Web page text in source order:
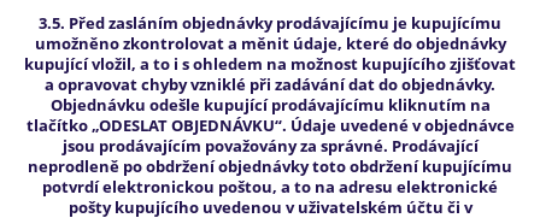
3.5. Před zasláním objednávky prodávajícímu je kupujícímu
umožněno zkontrolovat a měnit údaje, které do objednávky
kupující vložil, a to i s ohledem na možnost kupujícího zjišťovat
a opravovat chyby vzniklé při zadávání dat do objednávky.
Objednávku odešle kupující prodávajícímu kliknutím na
tlačítko „ODESLAT OBJEDNÁVKU“. Údaje uvedené v objednávce
jsou prodávajícím považovány za správné. Prodávající
neprodleně po obdržení objednávky toto obdržení kupujícímu
potvrdí elektronickou poštou, a to na adresu elektronické
pošty kupujícího uvedenou v uživatelském účtu či v